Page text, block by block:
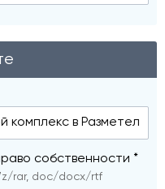
собственности *
rar, doc/docx/rtf